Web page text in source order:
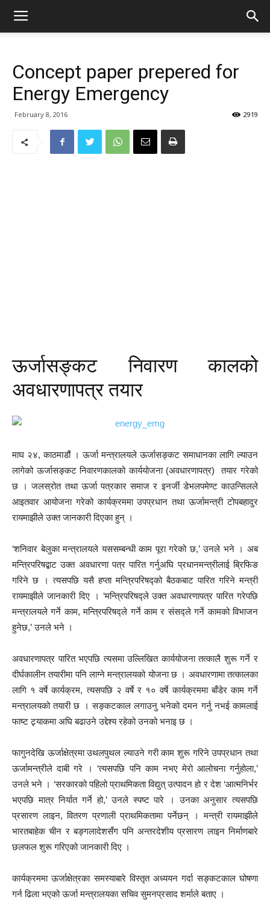
Concept paper prepered for
Energy Emergency
February 8, 2016 2919
ऊर्जासङ्कट निवारण कालको
अवधारणापत्र तयार
माघ २४, काठमाडौं । ऊर्जा मन्त्रालयले ऊर्जासङ्कट समाधानका लागि ल्याउन
लागेको ऊर्जासङ्कट निवारणकालको कार्ययोजना (अवधारणापत्र) तयार गरेको
छ । जलस्रोत तथा ऊर्जा पत्रकार समाज र इनर्जी डेभलपमेण्ट काउन्सिलले
आइतवार आयोजना गरेको कार्यक्रममा उपप्रधान तथा ऊर्जामन्त्री टोपबहादुर
रायमाझीले उक्त जानकारी दिएका हुन् ।
‘शनिवार बेलुका मन्त्रालयले यससम्बन्धी काम पूरा गरेको छ,’ उनले भने । अब
मन्त्रिपरिषद्बाट उक्त अवधारणा पत्र पारित गर्नुअघि प्रधानमन्त्रीलाई ब्रिफिङ
गरिने छ । त्यसपछि यसै हप्ता मन्त्रिपरिषद्को बैठकबाट पारित गरिने मन्त्री
रायमाझीले जानकारी दिए । ‘मन्त्रिपरिषद्ले उक्त अवधारणापत्र पारित गरेपछि
मन्त्रालयले गर्ने काम, मन्त्रिपरिषद्ले गर्ने काम र संसद्ले गर्ने कामको विभाजन
हुनेछ,’ उनले भने ।
अवधारणापत्र पारित भएपछि त्यसमा उल्लिखित कार्ययोजना तत्कालै शुरू गर्ने र
दीर्घकालीन तयारीमा पनि लाग्ने मन्त्रालयको योजना छ । अवधारणामा तत्कालका
लागि १ वर्षे कार्यक्रम, त्यसपछि २ वर्षे र १० वर्षे कार्यक्रममा बाँडेर काम गर्ने
मन्त्रालयको तयारी छ । सङ्कटकाल लगाउनु भनेको दमन गर्नु नभई कामलाई
फाष्ट ट्र्याकमा अघि बढाउने उद्देश्य रहेको उनको भनाइ छ ।
फागुनदेखि ऊर्जाक्षेत्रमा उथलपुथल ल्याउने गरी काम शुरू गरिने उपप्रधान तथा
ऊर्जामन्त्रीले दाबी गरे । ‘त्यसपछि पनि काम नभए मेरो आलोचना गर्नुहोला,’
उनले भने । ‘सरकारको पहिलो प्राथमिकता विद्युत् उत्पादन हो र देश ‘आत्मनिर्भर
भएपछि मात्र निर्यात गर्ने हो,’ उनले स्पष्ट पारे । उनका अनुसार त्यसपछि
प्रसारण लाइन, वितरण प्रणाली प्राथमिकतामा पर्नेछन् । मन्त्री रायमाझीले
भारतबाहेक चीन र बङ्गलादेशसँग पनि अन्तरदेशीय प्रसारण लाइन निर्माणबारे
छलफल शुरू गरिएको जानकारी दिए ।
कार्यक्रममा ऊर्जाक्षेत्रका समस्याबारे विस्तृत अध्ययन गर्दा सङ्कटकाल घोषणा
गर्न ढिला भएको ऊर्जा मन्त्रालयका सचिव सुमनप्रसाद शर्माले बताए ।